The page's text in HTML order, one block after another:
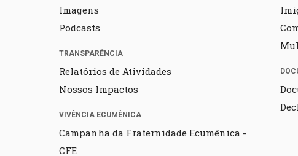
Imagens
Podcasts
TRANSPARÊNCIA
Relatórios de Atividades
Nossos Impactos
VIVÊNCIA ECUMÊNICA
Campanha da Fraternidade Ecumênica -
CFE